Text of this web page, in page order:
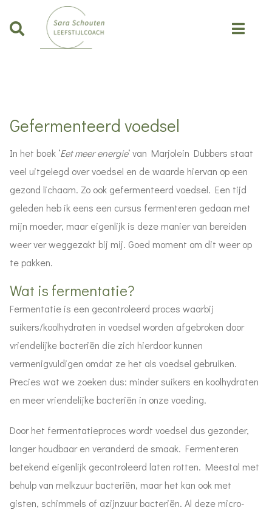
Gefermenteerd voedsel
In het boek ‘Eet meer energie‘ van Marjolein Dubbers staat
veel uitgelegd over voedsel en de waarde hiervan op een
gezond lichaam. Zo ook gefermenteerd voedsel. Een tijd
geleden heb ik eens een cursus fermenteren gedaan met
mijn moeder, maar eigenlijk is deze manier van bereiden
weer ver weggezakt bij mij. Goed moment om dit weer op
te pakken.
Wat is fermentatie?
Fermentatie is een gecontroleerd proces waarbij
suikers/koolhydraten in voedsel worden afgebroken door
vriendelijke bacteriën die zich hierdoor kunnen
vermenigvuldigen omdat ze het als voedsel gebruiken.
Precies wat we zoeken dus: minder suikers en koolhydraten
en meer vriendelijke bacteriën in onze voeding.
Door het fermentatieproces wordt voedsel dus gezonder,
langer houdbaar en veranderd de smaak. Fermenteren
betekend eigenlijk gecontroleerd laten rotten. Meestal met
behulp van melkzuur bacteriën, maar het kan ook met
gisten, schimmels of azijnzuur bacteriën. Al deze micro-